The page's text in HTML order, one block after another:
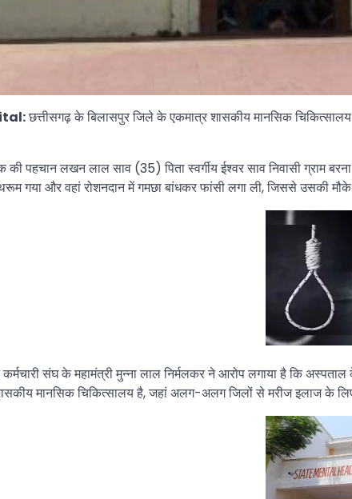
छत्तीसगढ़ के बिलासपुर जिले के एकमात्र शासकीय मानसिक
पहचान लखन लाल साव (35) पिता स्वर्गीय ईश्वर साव निवासी ग्राम
गया और वहां रोशनदान में गमछा बांधकर फांसी लगा ली, जिससे उसकी मौके
कर्मचारी संघ के महामंत्री मुन्ना लाल निर्मलकर ने आरोप लगाया है कि
मानसिक चिकित्सालय है, जहां अलग-अलग जिलों से मरीज इलाज के